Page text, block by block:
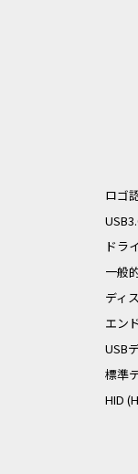
ロゴ
ドラ
一般
ディ
エン
USB
標準
HID